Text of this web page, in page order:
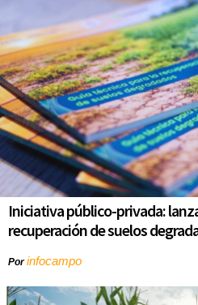
Iniciativa público-privada:
recuperación de suelos
Porinfocampo